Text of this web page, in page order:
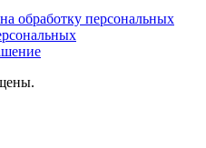
обработку персональных